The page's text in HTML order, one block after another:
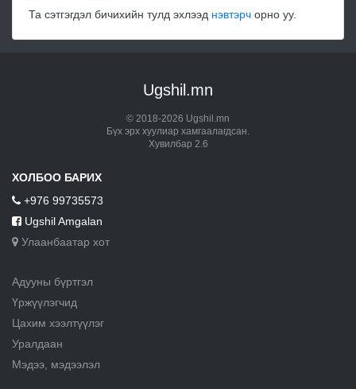
Та сэтгэгдэл бичихийн тулд эхлээд нэвтэрч орно уу.
Ugshil.mn
© 2018-2026 Ugshil.mn
Бүх эрх хуулиар хамгаалагдсан.
Хувилбар 2.6
ХОЛБОО БАРИХ
+976 99735573
Ugshil Amgalan
Улаанбаатар хот
Адууны бүртгэл
Үржүүлэгчид
Цахим хээлтүүлэг
Уралдаан
Мэдээ, мэдээлэл